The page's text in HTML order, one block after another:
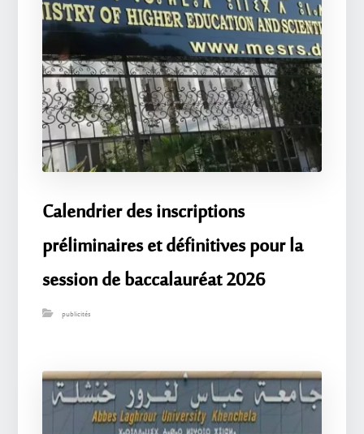
Calendrier des inscriptions
préliminaires et définitives pour la
session de baccalauréat 2026
publicités